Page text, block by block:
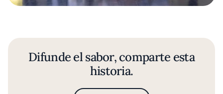
Difunde el sabor, comparte esta
historia.